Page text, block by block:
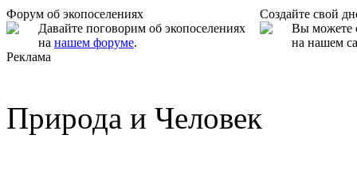
Форум об экопоселениях
Давайте поговорим об экопоселениях
на нашем форуме.
Создайте свой
Вы можете
на нашем
Реклама
Природа и Человек